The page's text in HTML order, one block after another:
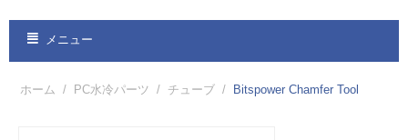
メニュー
ホーム / PC水冷パーツ / チューブ / Bitspower Chamfer Tool